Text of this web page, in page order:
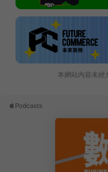
本網站內容未經